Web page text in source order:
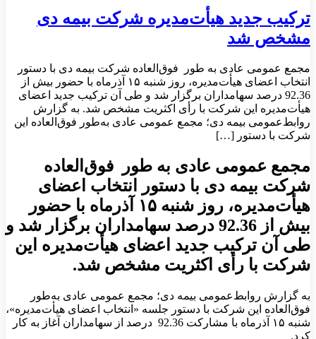
ترکیب جدید هیأت‌مدیره شرکت بیمه دی
مشخص شد
مجمع عمومی عادی به طور فوق‌العاده شرکت بیمه دی با دستور
انتخاب اعضای هیأت‌مدیره، روز شنبه ۱۵ آذرماه با حضور بیش از
92.36 درصد سهامداران برگزار شد و طی آن ترکیب جدید اعضای
هیأت‌مدیره این شرکت با رأی اکثریت مشخص شد. به گزارش
روابط‌عمومی بیمه دی؛ مجمع عمومی عادی به‌طور فوق‌العاده این
شرکت با دستور […]
مجمع عمومی عادی به طور فوق‌العاده
شرکت بیمه دی با دستور انتخاب اعضای
هیأت‌مدیره، روز شنبه ۱۵ آذرماه با حضور
بیش از 92.36 درصد سهامداران برگزار شد و
طی آن ترکیب جدید اعضای هیأت‌مدیره این
شرکت با رأی اکثریت مشخص شد.
به گزارش روابط‌عمومی بیمه دی؛ مجمع عمومی عادی به‌طور
فوق‌العاده این شرکت با دستور جلسه «انتخاب اعضای هیأت‌مدیره»،
شنبه ۱۵ آذرماه با مشارکت 92.36 درصد از سهامداران آغاز به کار
کرد.